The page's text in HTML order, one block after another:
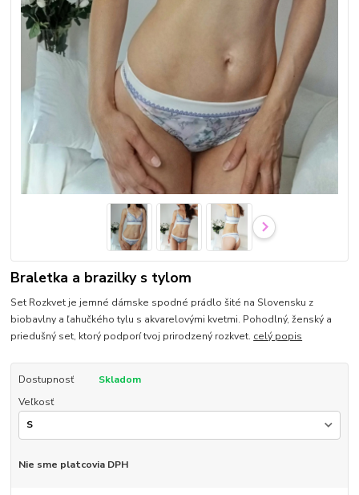
Braletka a brazilky s tylom
Set Rozkvet je jemné dámske spodné prádlo šité na Slovensku z
biobavlny a ľahučkého tylu s akvarelovými kvetmi. Pohodlný, ženský a
priedušný set, ktorý podporí tvoj prirodzený rozkvet. celý popis
Dostupnosť
Skladom
Veľkosť
Nie sme platcovia DPH